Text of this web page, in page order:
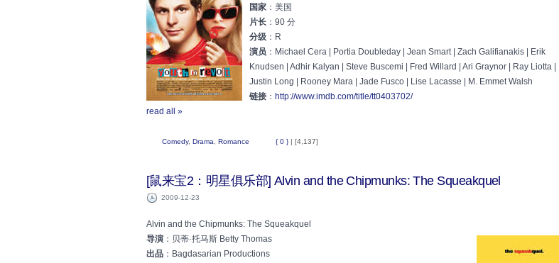
国家 ：美国
片长 ：90 分
分级 ：R
演员 ：Michael Cera | Portia Doubleday | Jean Smart | Zach Galifianakis | Erik
Knudsen | Adhir Kalyan | Steve Buscemi | Fred Willard | Ari Graynor | Ray Liotta |
Justin Long | Rooney Mara | Jade Fusco | Lise Lacasse | M. Emmet Walsh
链接 ： http://www.imdb.com/title/tt0403702/
read all »
Comedy, Drama Romance { 0 } | [4,137]
[鼠来宝2：明星俱乐部] Alvin and the Chipmunks: The Squeakquel
2009-12-23
Alvin and the Chipmunks: The Squeakquel
导演 ：贝蒂·托马斯 Betty Thomas
出品 ：Bagdasarian Productions